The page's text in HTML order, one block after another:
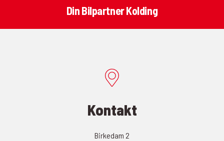
Din Bilpartner Kolding
Kontakt
Birkedam 2